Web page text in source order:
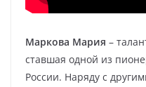
Маркова Мария –
ставшая одной из
России. Наряду с